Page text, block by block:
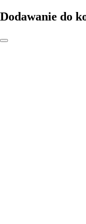
Dodawanie do